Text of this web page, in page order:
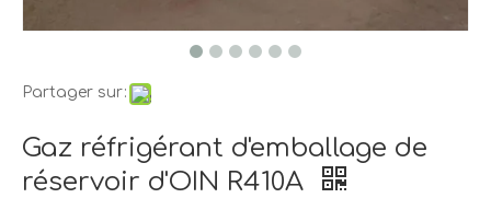
Partager sur:
Gaz réfrigérant d'emballage de
réservoir d'OIN R410A